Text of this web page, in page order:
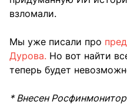
взломали.
Мы уже писали про
Дурова. Но вот найти
теперь будет
* Внесен